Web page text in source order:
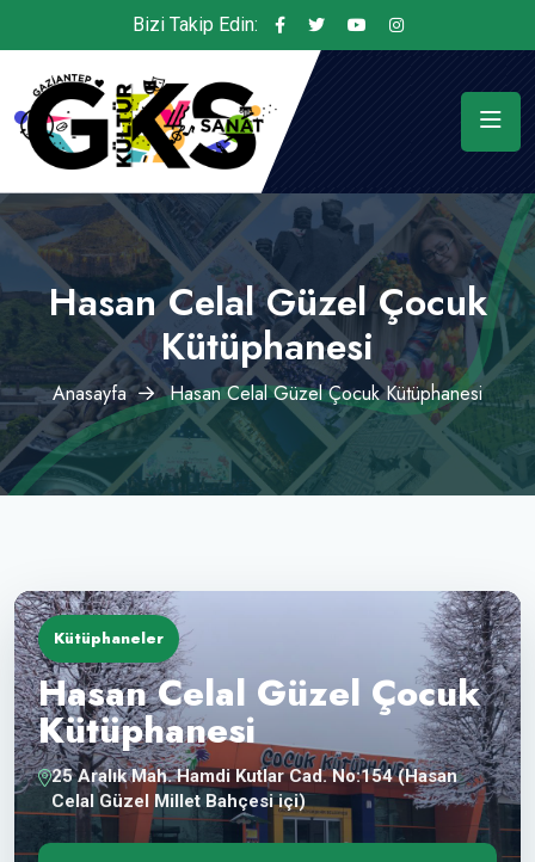
Bizi Takip Edin:
Hasan Celal Güzel Çocuk
Kütüphanesi
Anasayfa Hasan Celal Güzel Çocuk Kütüphanesi
Kütüphaneler
Hasan Celal Güzel Çocuk
Kütüphanesi
25 Aralık Mah. Hamdi Kutlar Cad. No:154 (Hasan
Celal Güzel Millet Bahçesi içi)